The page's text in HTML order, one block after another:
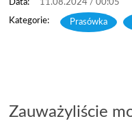
11.08.2024 / 00:05
Prasówka ,
Zauważyliście